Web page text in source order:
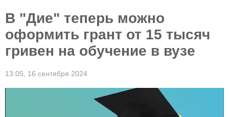
В "Дие" теперь можно
оформить грант от 15 тысяч
гривен на обучение в вузе
13:05, 16 сентября 2024